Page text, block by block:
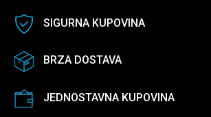
SIGURNA KUPOVINA
BRZA DOSTAVA
JEDNOSTAVNA KUPOVINA